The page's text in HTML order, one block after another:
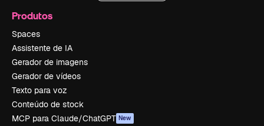
Produtos
Spaces
Assistente de IA
Gerador de imagens
Gerador de vídeos
Texto para voz
Conteúdo de stock
MCP para Claude/ChatGPT New